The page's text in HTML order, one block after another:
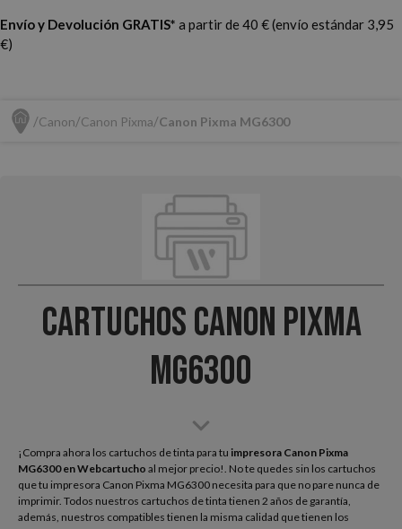
Envío y Devolución GRATIS* a partir de 40 € (envío estándar 3,95
€)
Canon Canon Pixma Canon Pixma MG6300
Cartuchos Canon Pixma
MG6300
¡Compra ahora los cartuchos de tinta para tu impresora Canon Pixma
MG6300 en Webcartucho al mejor precio!. No te quedes sin los cartuchos
que tu impresora Canon Pixma MG6300 necesita para que no pare nunca de
imprimir. Todos nuestros cartuchos de tinta tienen 2 años de garantía,
además, nuestros compatibles tienen la misma calidad que tienen los